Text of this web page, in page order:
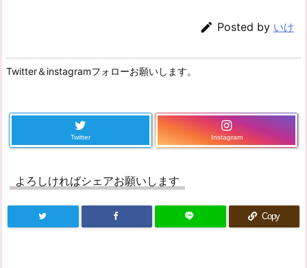
 Posted by いけ
Twitter＆instagramフォローお願いします。
Twitter Instagram
よろしければシェアお願いします
Copy